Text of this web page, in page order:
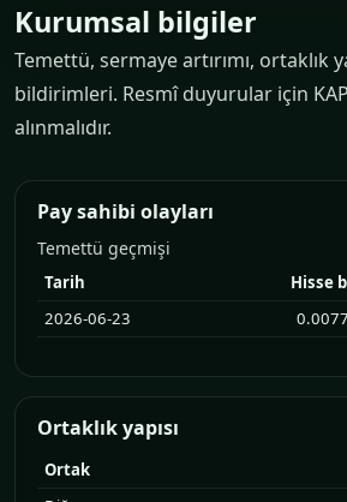
Kurumsal bilgiler
Temettü, sermaye artırımı, ortaklık
bildirimleri. Resmî duyurular için
alınmalıdır.
Pay sahibi olayları
Temettü geçmişi
Tarih Hisse
2026-06-23
Ortaklık yapısı
Ortak